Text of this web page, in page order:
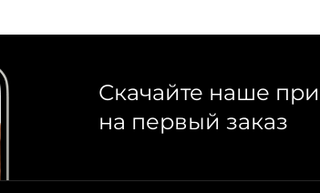
Скачайте наше
на первый заказ